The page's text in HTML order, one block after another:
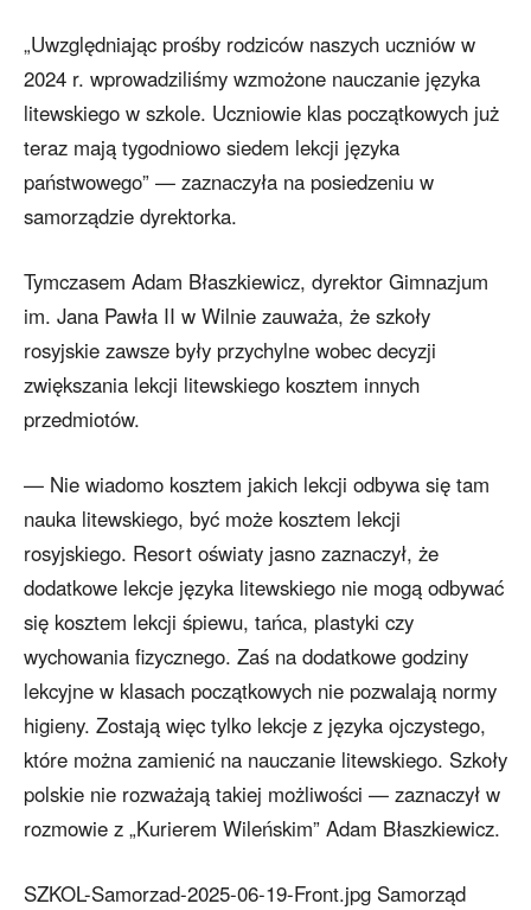
„Uwzględniając prośby rodziców naszych uczniów w
2024 r. wprowadziliśmy wzmożone nauczanie języka
litewskiego w szkole. Uczniowie klas początkowych już
teraz mają tygodniowo siedem lekcji języka
państwowego” — zaznaczyła na posiedzeniu w
samorządzie dyrektorka.
Tymczasem Adam Błaszkiewicz, dyrektor Gimnazjum
im. Jana Pawła II w Wilnie zauważa, że szkoły
rosyjskie zawsze były przychylne wobec decyzji
zwiększania lekcji litewskiego kosztem innych
przedmiotów.
— Nie wiadomo kosztem jakich lekcji odbywa się tam
nauka litewskiego, być może kosztem lekcji
rosyjskiego. Resort oświaty jasno zaznaczył, że
dodatkowe lekcje języka litewskiego nie mogą odbywać
się kosztem lekcji śpiewu, tańca, plastyki czy
wychowania fizycznego. Zaś na dodatkowe godziny
lekcyjne w klasach początkowych nie pozwalają normy
higieny. Zostają więc tylko lekcje z języka ojczystego,
które można zamienić na nauczanie litewskiego. Szkoły
polskie nie rozważają takiej możliwości — zaznaczył w
rozmowie z „Kurierem Wileńskim” Adam Błaszkiewicz.
SZKOL-Samorzad-2025-06-19-Front.jpg Samorząd